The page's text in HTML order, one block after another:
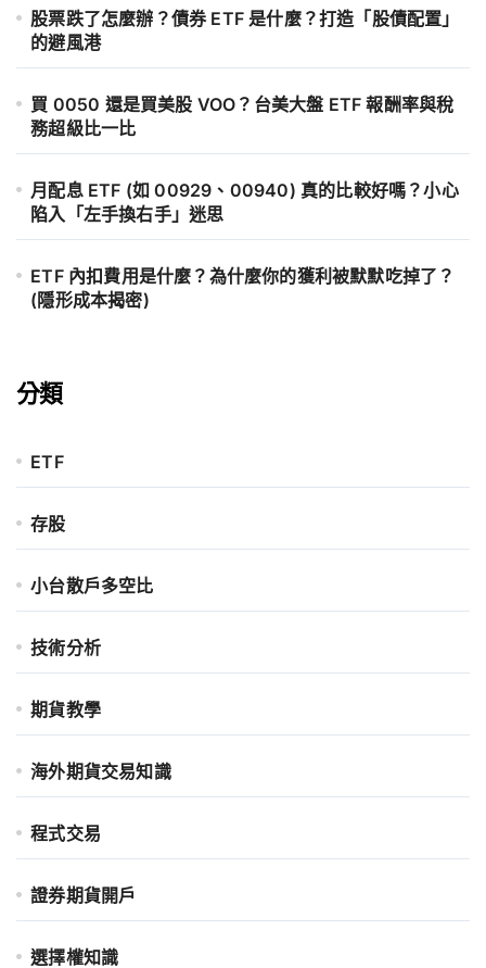
股票跌了怎麼辦？債券 ETF 是什麼？打造「股債配置」
的避風港
買 0050 還是買美股 VOO？台美大盤 ETF 報酬率與稅
務超級比一比
月配息 ETF (如 00929、00940) 真的比較好嗎？小心
陷入「左手換右手」迷思
ETF 內扣費用是什麼？為什麼你的獲利被默默吃掉了？
(隱形成本揭密)
分類
ETF
存股
小台散戶多空比
技術分析
期貨教學
海外期貨交易知識
程式交易
證券期貨開戶
選擇權知識